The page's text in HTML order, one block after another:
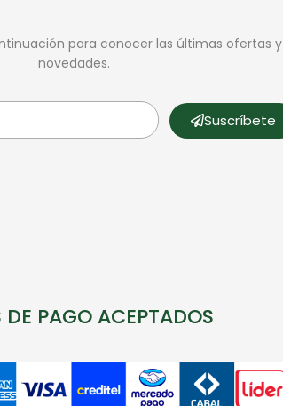
para conocer las últimas ofertas y
novedades.
Suscríbete
DE PAGO ACEPTADOS